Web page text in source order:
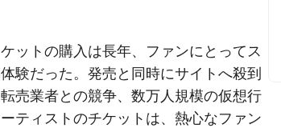
ットの購入は長年、ファンにとってス
験だった。発売と同時にサイトへ殺到
売業者との競争、数万人規模の仮想行
ティストのチケットは、熱心なファン